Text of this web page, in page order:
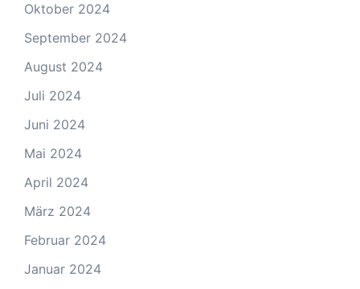
Oktober 2024
September 2024
August 2024
Juli 2024
Juni 2024
Mai 2024
April 2024
März 2024
Februar 2024
Januar 2024